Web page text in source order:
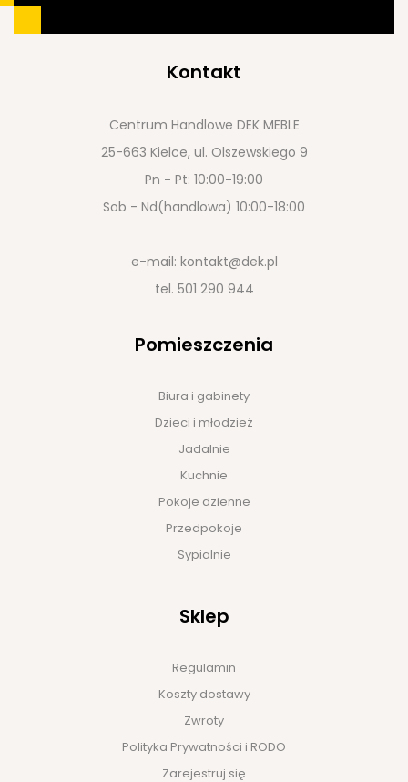
Kontakt
Centrum Handlowe DEK MEBLE
25-663 Kielce, ul. Olszewskiego 9
Pn - Pt: 10:00-19:00
Sob - Nd(handlowa) 10:00-18:00
e-mail: kontakt@dek.pl
tel. 501 290 944
Pomieszczenia
Biura i gabinety
Dzieci i młodzież
Jadalnie
Kuchnie
Pokoje dzienne
Przedpokoje
Sypialnie
Sklep
Regulamin
Koszty dostawy
Zwroty
Polityka Prywatności i RODO
Zarejestruj się